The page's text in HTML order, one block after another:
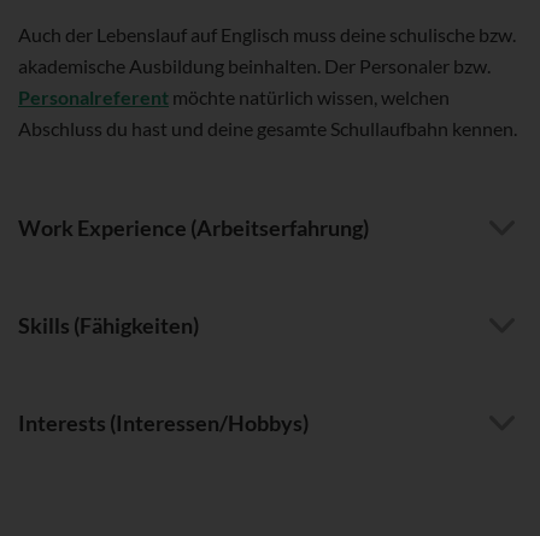
Auch der Lebenslauf auf Englisch muss deine schulische bzw.
akademische Ausbildung beinhalten. Der Personaler bzw.
Personalreferent möchte natürlich wissen, welchen
Abschluss du hast und deine gesamte Schullaufbahn kennen.
Work Experience (Arbeitserfahrung)
Skills (Fähigkeiten)
Interests (Interessen/Hobbys)